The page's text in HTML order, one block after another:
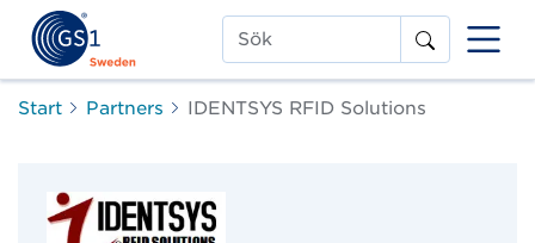
Sök
Start Partners IDENTSYS RFID Solutions